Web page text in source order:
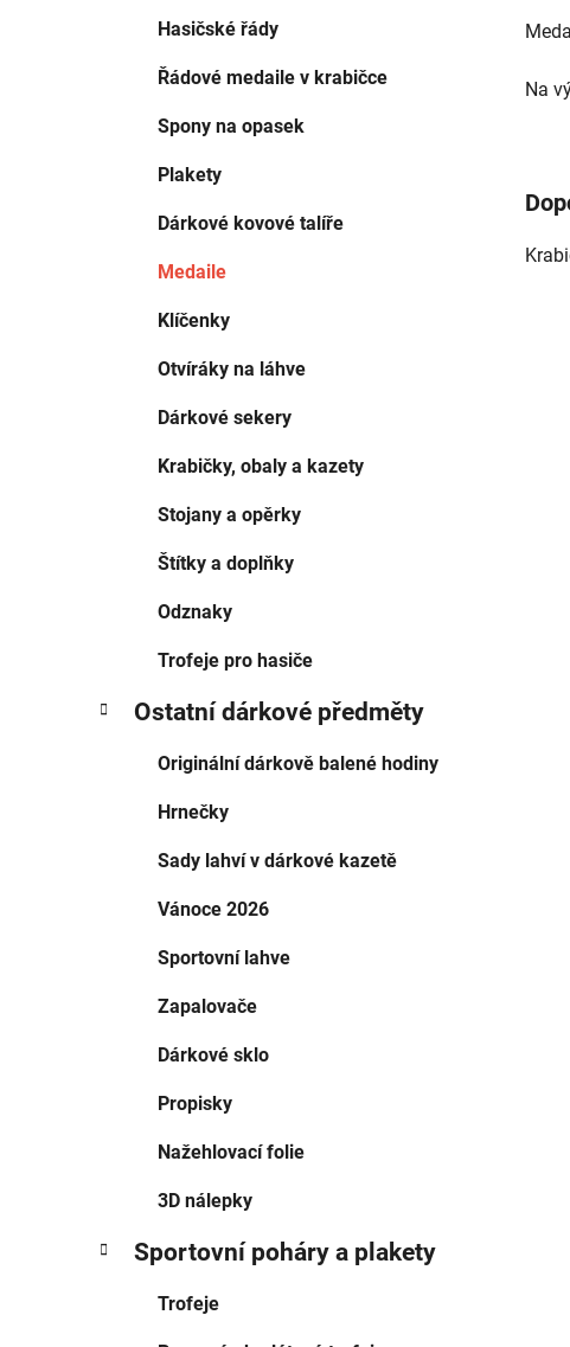
Hasičské řády
Řádové medaile v krabičce
Spony na opasek
Plakety
Dárkové kovové talíře
Medaile
Klíčenky
Otvíráky na láhve
Dárkové sekery
Krabičky, obaly a kazety
Stojany a opěrky
Štítky a doplňky
Odznaky
Trofeje pro hasiče
Ostatní dárkové předměty
Originální dárkově balené hodiny
Hrnečky
Sady lahví v dárkové kazetě
Vánoce 2026
Sportovní lahve
Zapalovače
Dárkové sklo
Propisky
Nažehlovací folie
3D nálepky
Sportovní poháry a plakety
Trofeje
Na